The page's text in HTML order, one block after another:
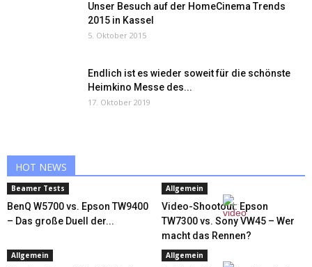
Unser Besuch auf der HomeCinema Trends
2015 in Kassel
5. Oktober 2015
Endlich ist es wieder soweit für die schönste
Heimkino Messe des...
17. Oktober 2019
HOT NEWS
Beamer Tests
BenQ W5700 vs. Epson TW9400
– Das große Duell der...
Allgemein
Video-Shootout: Epson
TW7300 vs. Sony VW45 – Wer
macht das Rennen?
Allgemein Allgemein